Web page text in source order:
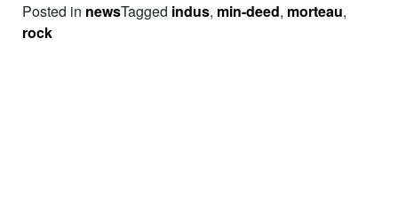
Posted in newsTagged indus, min-deed, morteau,
rock